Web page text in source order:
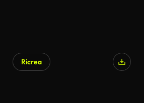
Ricrea